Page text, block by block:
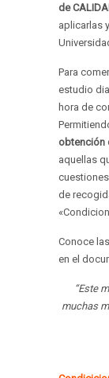
de
aplicarlas
Para
estudio
hora de
obtención
aquellas
de
Conoce
en el
“Este
muchas